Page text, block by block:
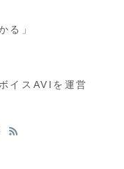
る」
イスAVIを運営